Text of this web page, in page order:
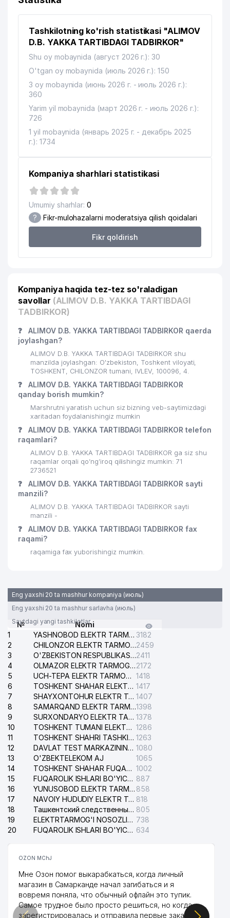
13 ACCORD GROUP MChJ 772 м
15 ALOQA BO'LIMI № 96
16
MURUVVAT DENTA SERVIS XUSUSIY
№183
Tashkilotning ko'rish statistikasi "ALIMOV
D.B. YAKKA TARTIBDAGI TADBIRKOR"
Shu oy mobaynida (август 2026 г.): 30
O'tgan oy mobaynida (июль 2026 г.): 150
3 oy mobaynida (июнь 2026 г. - июль 2026 г.):
360
Yarim yil mobaynida (март 2026 г. - июль 2026 г.):
726
1 yil mobaynida (январь 2025 г. - декабрь 2025
г.): 1734
Kompaniya sharhlari statistikasi
Umumiy sharhlar: 0
? Fikr-mulohazalarni moderatsiya qilish qoidalari
Fikr qoldirish
Kompaniya haqida tez-tez so'raladigan
savollar (ALIMOV D.B. YAKKA TARTIBDAGI
TADBIRKOR)
❓
ALIMOV D.B. YAKKA TARTIBDAGI TADBIRKOR qaerda
joylashgan?
ALIMOV D.B. YAKKA TARTIBDAGI TADBIRKOR shu
manzilda joylashgan: O'zbekiston, Toshkent viloyati,
TOSHKENT, CHILONZOR tumani, IVLEV, 100096, 4.
❓
ALIMOV D.B. YAKKA TARTIBDAGI TADBIRKOR
qanday borish mumkin?
Marshrutni yaratish uchun siz bizning veb-saytimizdagi
xaritadan foydalanishingiz mumkin
❓
ALIMOV D.B. YAKKA TARTIBDAGI TADBIRKOR telefon
raqamlari?
ALIMOV D.B. YAKKA TARTIBDAGI TADBIRKOR ga siz shu
raqamlar orqali qo’ng’iroq qilishingiz mumkin: 71
2736521
❓
ALIMOV D.B. YAKKA TARTIBDAGI TADBIRKOR sayti
manzili?
ALIMOV D.B. YAKKA TARTIBDAGI TADBIRKOR sayti
manzili -
❓
ALIMOV D.B. YAKKA TARTIBDAGI TADBIRKOR fax
raqami?
raqamiga fax yuborishingiz mumkin.
Eng yaxshi 20 ta mashhur kompaniya (июль)
Eng yaxshi 20 ta mashhur sarlavha (июль)
Saytdagi yangi tashkilotlar
№
Nomi
1
YASHNOBOD ELEKTR TARMOG'I NOSOZLIKLARI XIZMATI 3182
2
CHILONZOR ELEKTR TARMOG'I NOSOZLIK XIZMATI2459
3
O'ZBEKISTON RESPUBLIKASI BOSH PROKURATURASI ISHONCH TELEFONI2411
4
OLMAZOR ELEKTR TARMOG'I NOSOZLIKLARI XIZMATI2172
5
UCH-TEPA ELEKTR TARMOG'I NOSOZLIKLARI XIZMATI 1418
6
TOSHKENT SHAHAR ELEKTR TARMOQLARI KORXONASI AJ 1417
7
SHAYXONTOHUR ELEKTR TARMOG'I NOSOZLIKLARINI TUZATISH XIZMATI 1407
8
SAMARQAND ELEKTR TARMOQLARI AJ1398
9
SURXONDARYO ELEKTR TARMOQLARI AJ 1378
10
TOSHKENT TUMANI ELEKTR TARMOG'I AVARIYA XIZMATI 1286
11
TOSHKENT SHAHRI TASHKILOT TELEFONLARI HAQIDA MA'LUMOT BYUROSI 1263
12
DAVLAT TEST MARKAZINING ISHONCH TELEFONLARI 1080
13
O'ZBEKTELEKOM AJ
1065
14
TOSHKENT SHAHAR FUQAROLIK ISHLARI BO'YICHA SUDI 1002
15
FUQAROLIK ISHLARI BO'YICHA YAKKASAROY TUMANLARARO SUDI 887
16
YUNUSOBOD ELEKTR TARMOG'I NOSOZLIKLARI XIZMATI 858
17
NAVOIY HUDUDIY ELEKTR TARMOQLARI KORXONASI AJ 818
18
Ташкентский следственный изолятор 805
19
ELEKTRTARMOG'I NOSOZLIKLARINI TO'ZATISH SERGELI XIZMATI 738
20
FUQAROLIK ISHLARI BO'YICHA UCH-TEPA TUMANI SUDI 634
OZON MChJ
Мне Озон помог выкарабкаться, когда личный
магазин в Самарканде начал загибаться и я
вовремя поняла, что обычный офлайн это тупик.
Самое трудное было просто решиться, но когда
зарегистрировалась и отправила первые заказы,